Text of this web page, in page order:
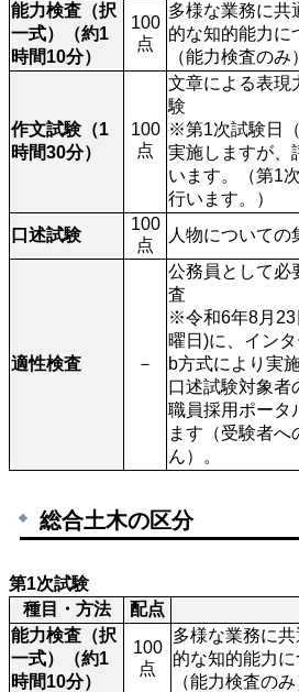
能力検査（択
一式）（約1
時間10分）
100
点
多様な業務に共
的な知的能力に
（能力検査のみ
作文試験（1
時間30分）
100
点
文章による表現
験
※第1次試験日
実施しますが、
います。（第1
行います。）
口述試験
100
点
人物についての
適性検査 －
公務員として必
査
※令和6年8月23
曜日)に、イン
b方式により実
口述試験対象者
職員採用ポータ
ます（受験者へ
ん）。
総合土木の区分
第1次試験
種目・方法
配点
能力検査（択
一式）（約1
時間10分）
100
点
多様な業務に
的な知的能力
（能力検査のみ